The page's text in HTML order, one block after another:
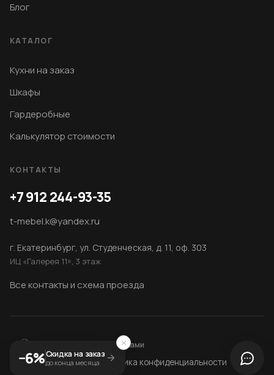
Блог
КАТАЛОГ
Кухни на заказ
Шкафы
Гардеробные
Калькулятор стоимости
КОНТАКТЫ
+7 912 244-93-35
t-mebel.k@yandex.ru
г. Екатеринбург, ул. Студенческая, д. 11, оф. 303
ИЦ «Галерея 11», 3 этаж
Все контакты и схема проезда
© 2014–2026 T-MEBEL Политика конфиденциальности
Дровосеками
−6%Скидка на заказ
до конца месяца